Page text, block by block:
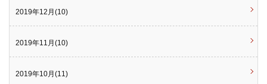
2019年12月(10)
2019年11月(10)
2019年10月(11)